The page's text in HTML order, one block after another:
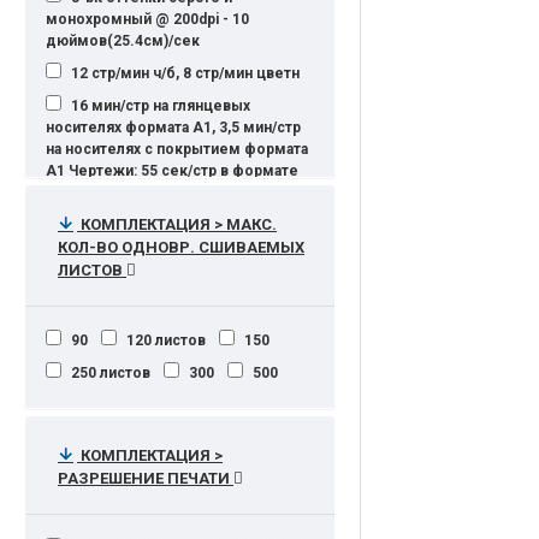
монохромный @ 200dpi - 10
дюймов(25.4см)/сек
12 стр/мин ч/б, 8 стр/мин цветн
16 мин/стр на глянцевых
носителях формата A1, 3,5 мин/стр
на носителях с покрытием формата
A1 Чертежи: 55 сек/стр в формате
на обычной бумаге (режим
повышенной скорости)
16 стр/мин (ч/б А4), 9.10 стр/мин
(цветн. А4)
КОМПЛЕКТАЦИЯ > МАКС.
КОЛ-ВО ОДНОВР. СШИВАЕМЫХ
ЛИСТОВ
90 120 листов
150
250 листов
300 500
КОМПЛЕКТАЦИЯ >
РАЗРЕШЕНИЕ ПЕЧАТИ